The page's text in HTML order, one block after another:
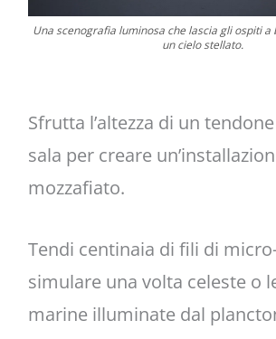
Una scenografia luminosa che lascia gli ospiti a
un cielo stellato.
Sfrutta l’altezza di un
sala per creare
mozzafiato.
Tendi centinaia di fili di
simulare una volta celeste o
marine illuminate dal